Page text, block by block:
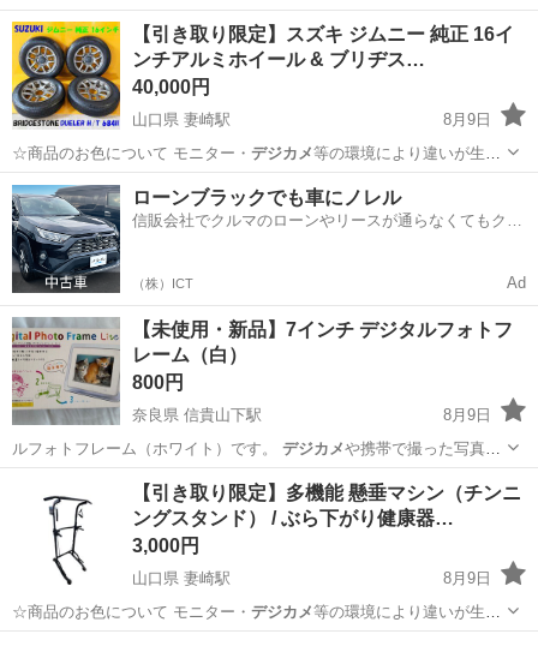
車輌も同じ…
東京 練馬区 石神井公園駅 その他
【引き取り限定】スズキ ジムニー 純正 16イ
ンチアルミホイール & ブリヂス…
40,000円
山口県 妻崎駅
8月9日
☆商品のお色について モニター・ デジカメ等の環境により違いが生じ
る場合がござ…
山口 宇部市 妻崎駅 タイヤ、ホイール
ローンブラックでも車にノレル
信販会社でクルマのローンやリースが通らなくてもクル
（株）ICT Ad
【未使用・新品】7インチ デジタルフォトフ
レーム（白）
800円
奈良県 信貴山下駅
8月9日
ルフォトフレーム（ホワイト）です。 デジカメや携帯で撮った写真
（JPEGデータ）… 信貴山下駅 カメラ
【引き取り限定】多機能 懸垂マシン（チンニ
ングスタンド） / ぶら下がり健康器…
3,000円
山口県 妻崎駅
8月9日
☆商品のお色について モニター・ デジカメ等の環境により違いが生じ
る場合がござ…